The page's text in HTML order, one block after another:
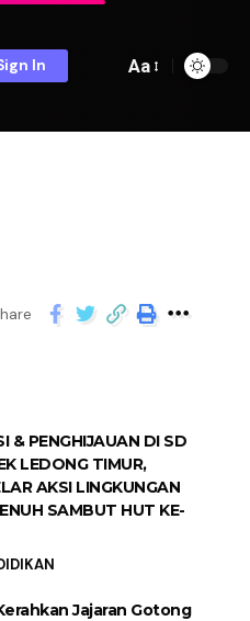
In Aa
& PENGHIJAUAN DI SD
LEDONG TIMUR,
AKSI LINGKUNGAN
SAMBUT HUT KE-
Jajaran Gotong